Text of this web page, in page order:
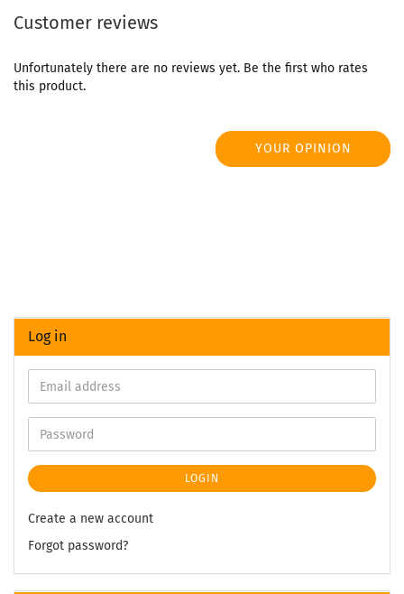
Customer reviews
Unfortunately there are no reviews yet. Be the first who rates
this product.
YOUR OPINION
Log in
LOGIN
Create a new account
Forgot password?